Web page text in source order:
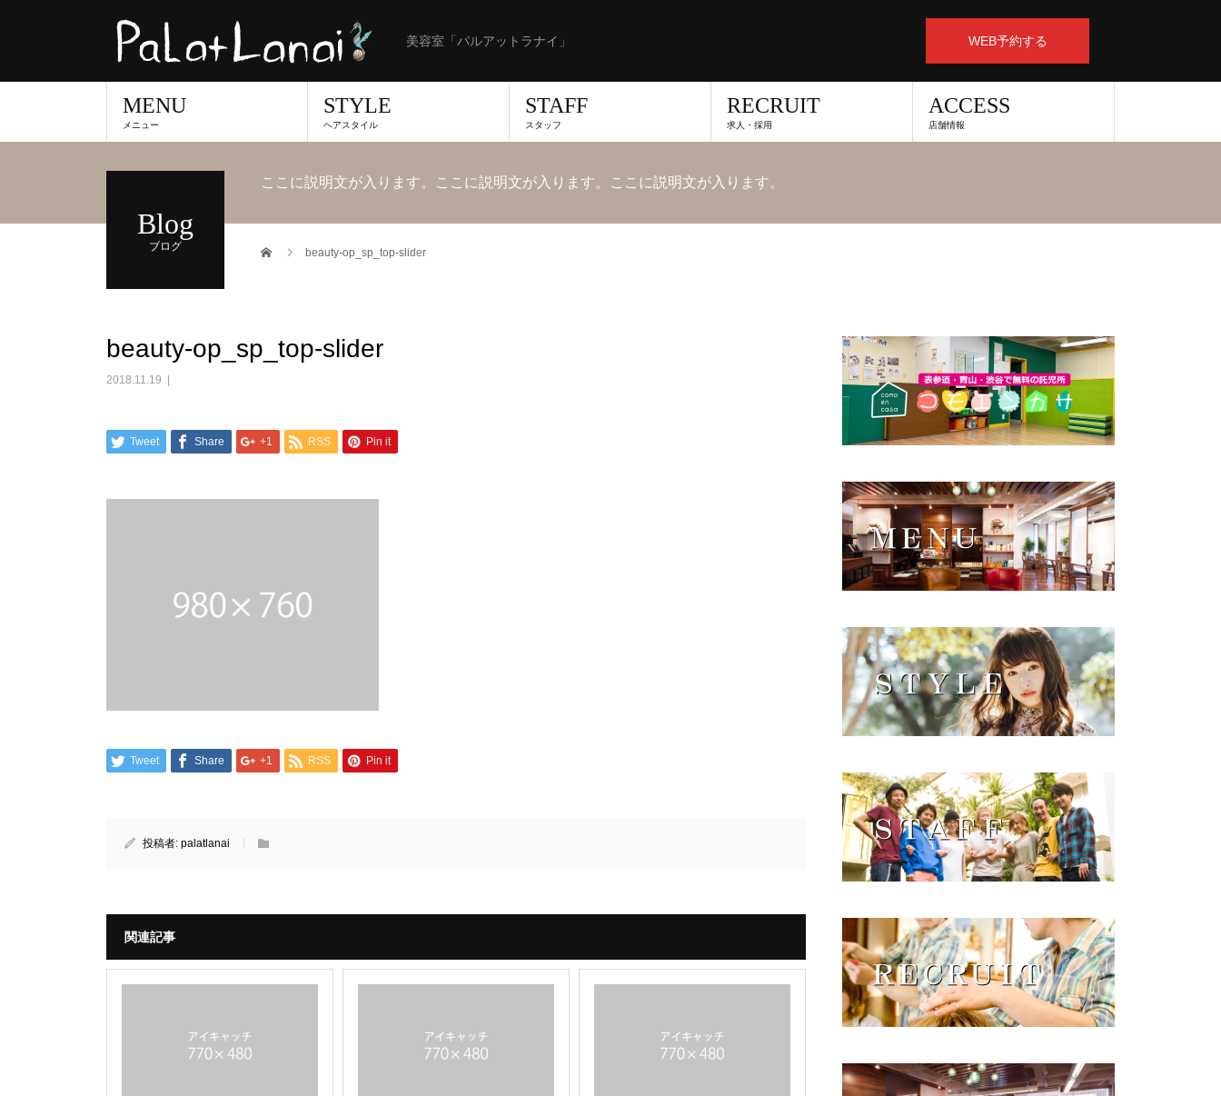
美容室「パルアットラナイ」 WEB予約する
MENU
メニュー
STYLE
ヘアスタイル
STAFF
スタッフ
RECRUIT
求人・採用
ACCESS
店舗情報
Blog
ブログ
ここに説明文が入ります。ここに説明文が入ります。ここに説明文が入ります。
beauty-op_sp_top-slider
beauty-op_sp_top-slider
2018.11.19
Tweet Share +1 RSS Pin it
Tweet Share +1 RSS Pin it
投稿者: palatlanai
関連記事